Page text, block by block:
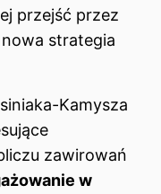
przejść przez
strategia
Kamysza
zawirowań
w